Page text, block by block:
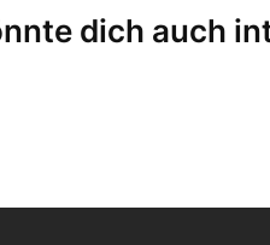
dich auch